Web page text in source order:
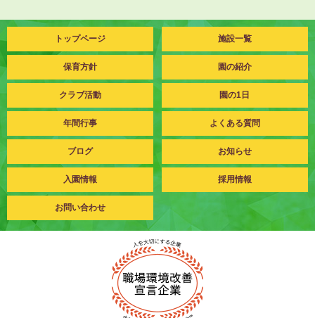
トップページ 施設一覧
保育方針 園の紹介
クラブ活動 園の1日
年間行事 よくある質問
ブログ お知らせ
入園情報 採用情報
お問い合わせ